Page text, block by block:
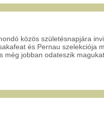
közös születésnapjára
és Pernau szelekciója
még jobban odateszik